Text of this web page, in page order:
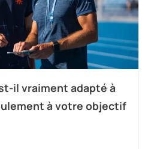
il vraiment adapté à
à votre objectif